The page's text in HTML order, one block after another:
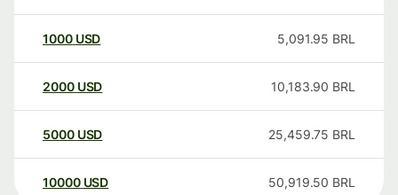
1000 USD 5,091.95 BRL
2000 USD 10,183.90 BRL
5000 USD 25,459.75 BRL
10000 USD 50,919.50 BRL